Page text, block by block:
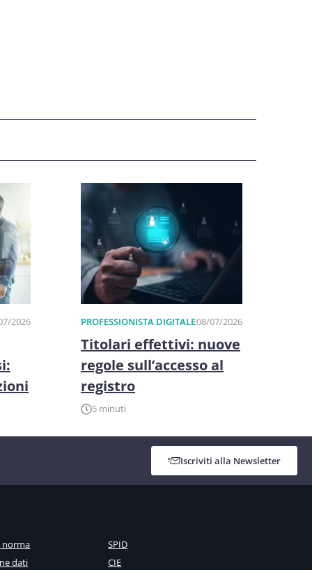
2026 PROFESSIONISTA DIGITALE08/07/2026
Titolari effettivi: nuove
regole sull’accesso al
registro
5 minuti
Iscriviti alla Newsletter
norma
dati
SPID
CIE